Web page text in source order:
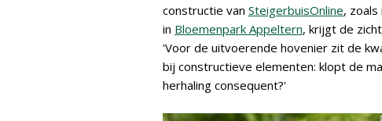
constructie van SteigerbuisOnline,
in Bloemenpark Appeltern, krijgt de
'Voor de uitvoerende hovenier zit de
bij constructieve elementen: klopt de
herhaling consequent?'